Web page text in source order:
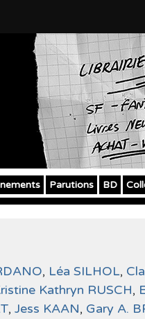
Parutions BD
, Léa SILHOL,
Kathryn RUSCH,
, Jess KAAN, Gary A.